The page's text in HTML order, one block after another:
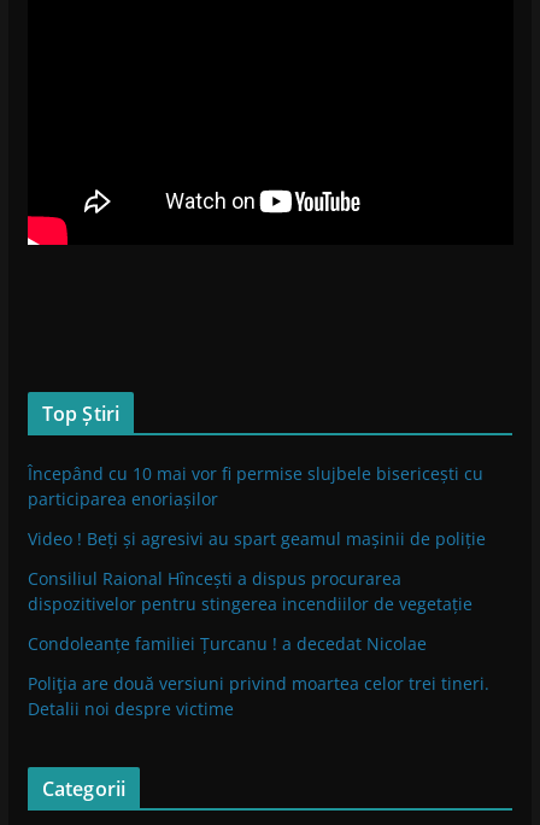
Top Știri
Începând cu 10 mai vor fi permise slujbele bisericești cu
participarea enoriașilor
Video ! Beți și agresivi au spart geamul mașinii de poliție
Consiliul Raional Hîncești a dispus procurarea
dispozitivelor pentru stingerea incendiilor de vegetație
Condoleanțe familiei Țurcanu ! a decedat Nicolae
Poliţia are două versiuni privind moartea celor trei tineri.
Detalii noi despre victime
Categorii